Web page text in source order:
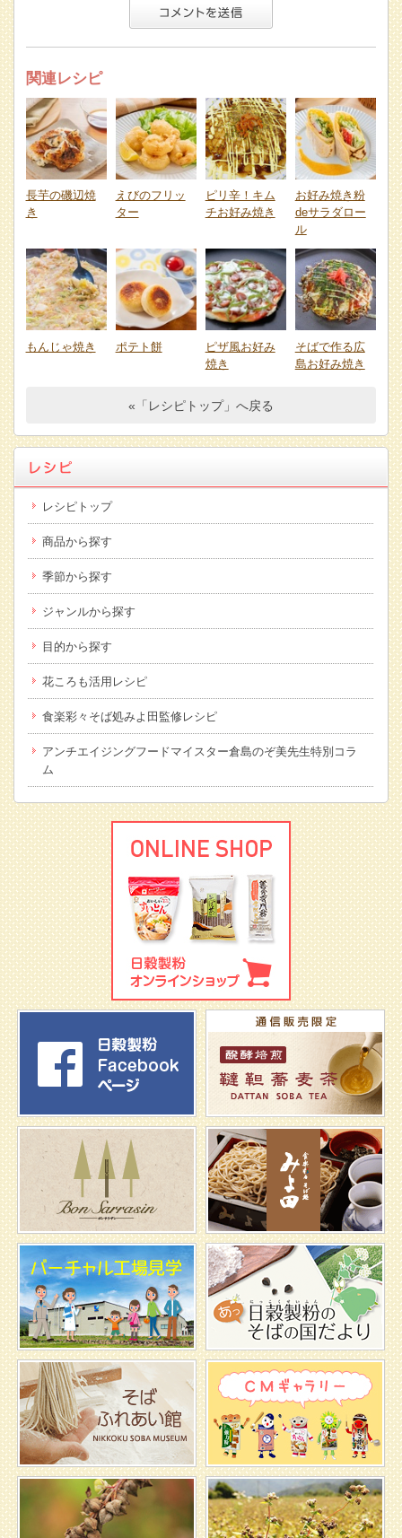
関連レシピ
長芋の磯辺焼
き
えびのフリッ
ター
ピリ辛！キム
チお好み焼き
お好み焼き粉
deサラダロー
ル
もんじゃ焼き ポテト餅
ピザ風お好み
焼き
そばで作る広
島お好み焼き
«「レシピトップ」へ戻る
レシピトップ
商品から探す
季節から探す
ジャンルから探す
目的から探す
花ころも活用レシピ
食楽彩々そば処みよ田監修レシピ
アンチエイジングフードマイスター倉島のぞ美先生特別コラ
ム